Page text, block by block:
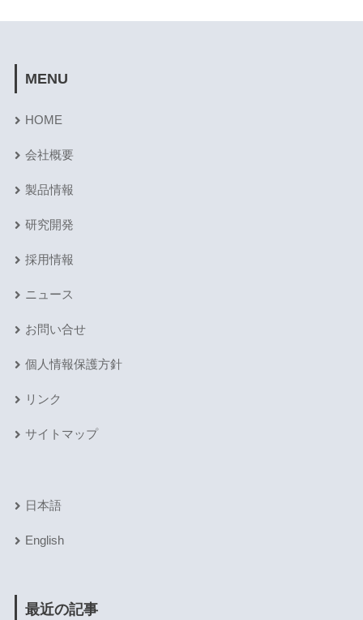
MENU
HOME
会社概要
製品情報
研究開発
採用情報
ニュース
お問い合せ
個人情報保護方針
リンク
サイトマップ
日本語
English
最近の記事